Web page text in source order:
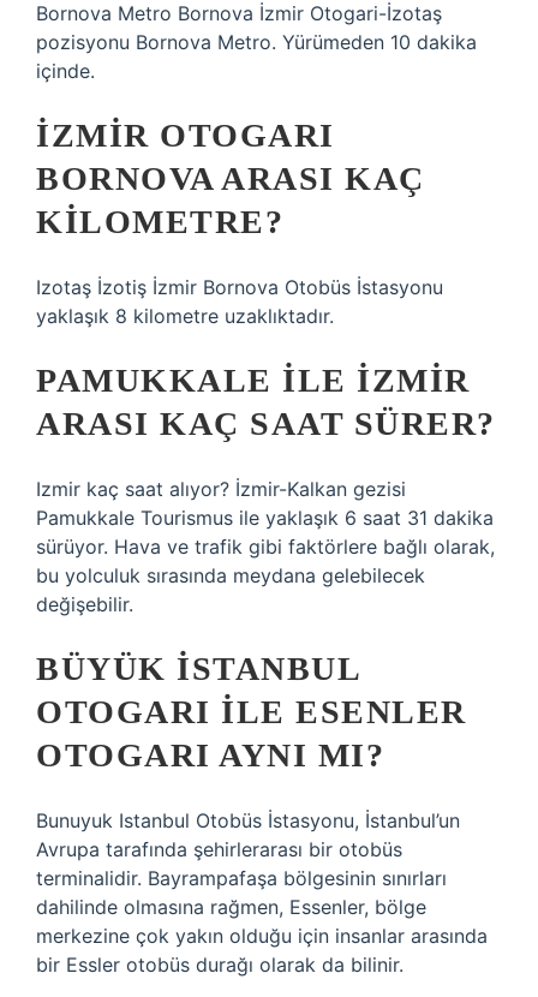
Bornova Metro Bornova İzmir Otogari-İzotaş
pozisyonu Bornova Metro. Yürümeden 10 dakika
içinde.
İZMIR OTOGARI
BORNOVA ARASI KAÇ
KILOMETRE?
Izotaş İzotiş İzmir Bornova Otobüs İstasyonu
yaklaşık 8 kilometre uzaklıktadır.
PAMUKKALE ILE İZMIR
ARASI KAÇ SAAT SÜRER?
Izmir kaç saat alıyor? İzmir-Kalkan gezisi
Pamukkale Tourismus ile yaklaşık 6 saat 31 dakika
sürüyor. Hava ve trafik gibi faktörlere bağlı olarak,
bu yolculuk sırasında meydana gelebilecek
değişebilir.
BÜYÜK İSTANBUL
OTOGARI ILE ESENLER
OTOGARI AYNI MI?
Bunuyuk Istanbul Otobüs İstasyonu, İstanbul’un
Avrupa tarafında şehirlerarası bir otobüs
terminalidir. Bayrampafaşa bölgesinin sınırları
dahilinde olmasına rağmen, Essenler, bölge
merkezine çok yakın olduğu için insanlar arasında
bir Essler otobüs durağı olarak da bilinir.